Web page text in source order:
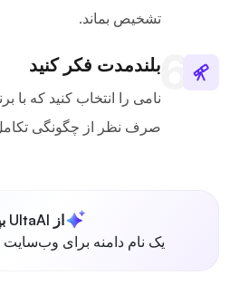
تشخیص بماند.
بلندمدت فکر کنید
نامی را انتخاب کنید که با
صرف نظر از چگونگی
از UltaAI بپرسید
یک نام دامنه برای وب‌سایت